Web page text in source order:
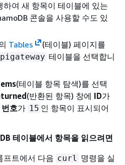
하여 새 항목이 테이블에 있는
콘솔을 사용할 수도 있
Tables
(테이블) 페이지를
테이블을 선택합니
(테이블 항목 탐색)를 선택
(반환된 항목) 창에 ID가
번호가 15 인 항목이 표시되어
테이블에서 항목을 읽으려면
프트에서 다음 curl 명령을 실